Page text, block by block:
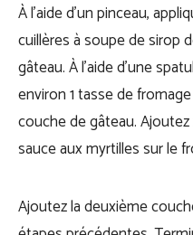
À l’aide d’un pinceau,
cuillères à soupe de sirop
gâteau. À l’aide d’une
environ 1 tasse de
couche de gâteau.
sauce aux myrtilles sur le
Ajoutez la deuxième